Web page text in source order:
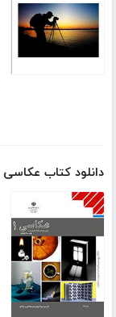
دانلود کتاب عکاسی 1